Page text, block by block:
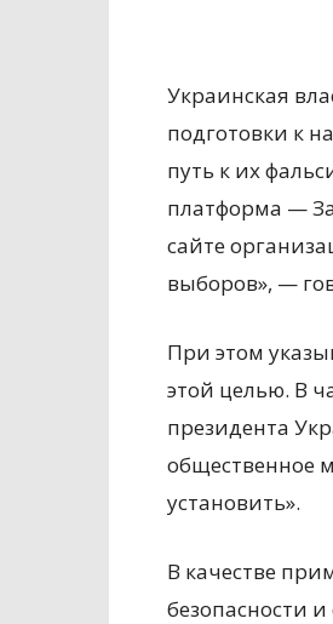
Украинская
подготовки к
путь к их
платформа —
сайте
выборов», —
При этом
этой целью. В
президента
общественное
установить».
В качестве
безопасности